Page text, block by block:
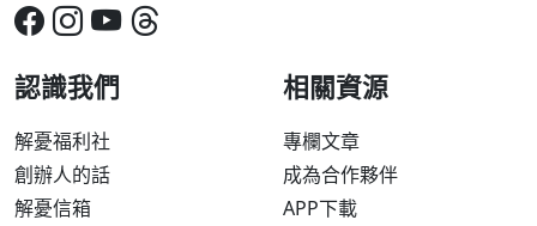
認識我們
解憂福利社
創辦人的話
解憂信箱
相關資源
專欄文章
成為合作夥伴
APP下載